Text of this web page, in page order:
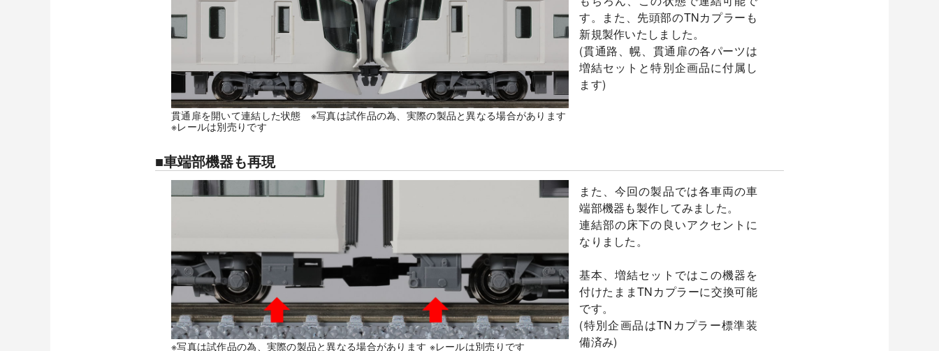
貫通扉を開いて連結した状態 ※写真は試作品の為、実際の製品と異なる場合があります
※レールは別売りです
す。また、先頭部のTNカプラーも
新規製作いたしました。
(貫通路、幌、貫通扉の各パーツは
増結セットと特別企画品に付属し
ます)
■車端部機器も再現
※写真は試作品の為、実際の製品と異なる場合があります ※レールは別売りです
また、今回の製品では各車両の車
端部機器も製作してみました。
連結部の床下の良いアクセントに
なりました。
基本、増結セットではこの機器を
付けたままTNカプラーに交換可能
です。
(特別企画品はTNカプラー標準装
備済み)